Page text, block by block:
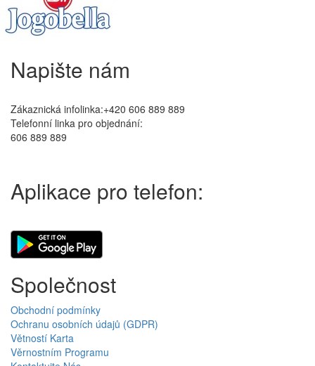
Napište nám
Zákaznická infolinka:+420 606 889 889
Telefonní linka pro objednání:
606 889 889
Aplikace pro telefon:
Společnost
Obchodní podmínky
Ochranu osobních údajů (GDPR)
Větností Karta
Věrnostním Programu